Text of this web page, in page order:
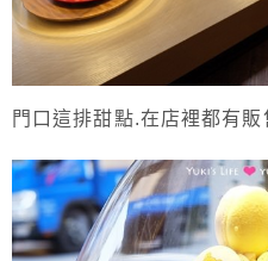
門口這排甜點.在店裡都有販